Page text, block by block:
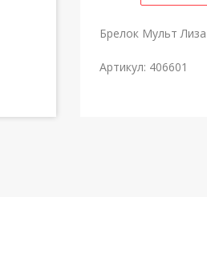
Брелок Мульт Лиза
Артикул: 406601